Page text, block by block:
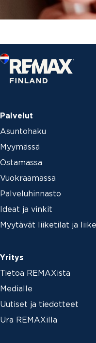
Palvelut
Asuntohaku
Myymässä
Ostamassa
Vuokraamassa
Palveluhinnasto
Ideat ja vinkit
Myytävät liiketilat ja
Yritys
Tietoa REMAXista
Medialle
Uutiset ja tiedotteet
Ura REMAXilla